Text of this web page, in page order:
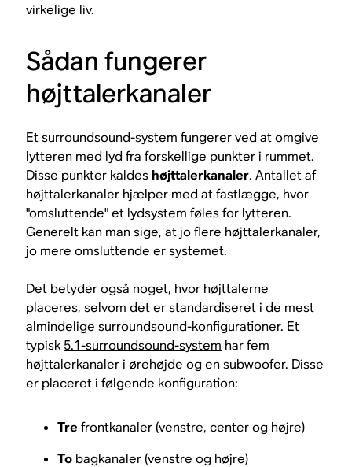
virkelige liv.
Sådan fungerer
højttalerkanaler
Etsurroundsound-system fungerer ved at omgive
lytteren med lyd fra forskellige punkter i rummet.
Disse punkter kaldes højttalerkanaler. Antallet af
højttalerkanaler hjælper med at fastlægge, hvor
"omsluttende" et lydsystem føles for lytteren.
Generelt kan man sige, at jo flere højttalerkanaler,
jo mere omsluttende er systemet.
Det betyder også noget, hvor højttalerne
placeres, selvom det er standardiseret i de mest
almindelige surroundsound-konfigurationer. Et
typisk 5.1-surroundsound-system har fem
højttalerkanaler i ørehøjde og en subwoofer. Disse
er placeret i følgende konfiguration:
Tre frontkanaler (venstre, center og højre)
To bagkanaler (venstre og højre)